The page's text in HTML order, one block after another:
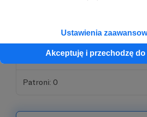
Ustawienia
Akceptuję i przechodzę
specjalnej, zamkniętej grupie.
imiennie w czołówce materiałów
innych produkcjach.
Patroni: 0